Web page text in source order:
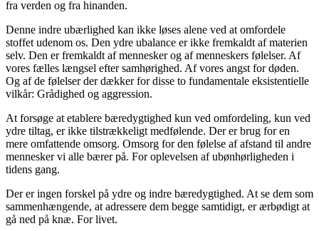
fra verden og fra hinanden.
Denne indre ubærlighed kan ikke løses alene ved at omfordele
stoffet udenom os. Den ydre ubalance er ikke fremkaldt af materien
selv. Den er fremkaldt af mennesker og af menneskers følelser. Af
vores fælles længsel efter samhørighed. Af vores angst for døden.
Og af de følelser der dækker for disse to fundamentale eksistentielle
vilkår: Grådighed og aggression.
At forsøge at etablere bæredygtighed kun ved omfordeling, kun ved
ydre tiltag, er ikke tilstrækkeligt medfølende. Der er brug for en
mere omfattende omsorg. Omsorg for den følelse af afstand til andre
mennesker vi alle bærer på. For oplevelsen af ubønhørligheden i
tidens gang.
Der er ingen forskel på ydre og indre bæredygtighed. At se dem som
sammenhængende, at adressere dem begge samtidigt, er ærbødigt at
gå ned på knæ. For livet.